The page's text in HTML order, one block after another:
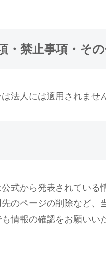
・禁止事項・そ
法人には適用されませ
式から発表されている
のページの削除など、
情報の確認をお願いい